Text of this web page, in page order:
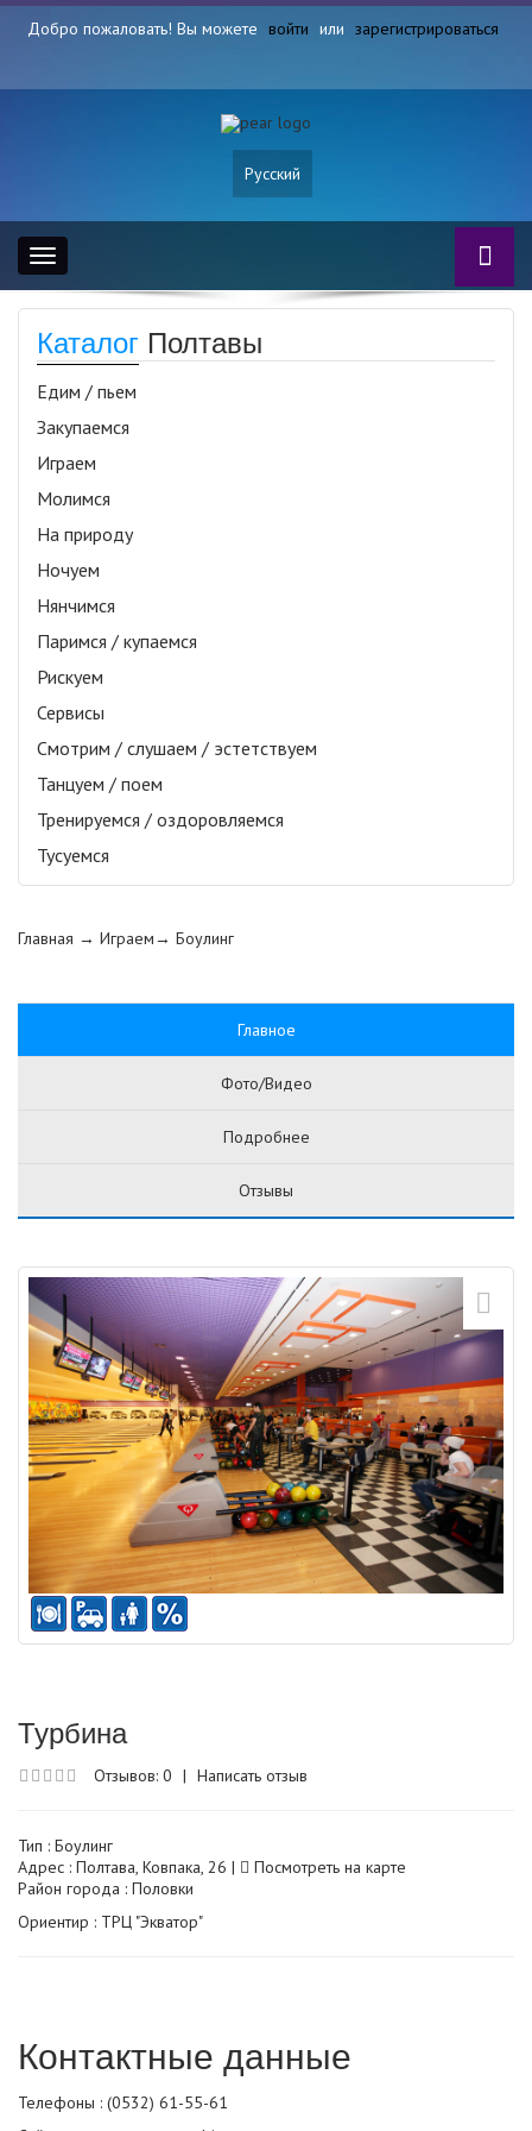
Добро пожаловать! Вы можете войти или зарегистрироваться
Русский
Toggle
navigation
Каталог Полтавы
Едим / пьем
Закупаемся
Играем
Молимся
На природу
Ночуем
Нянчимся
Паримся / купаемся
Рискуем
Сервисы
Смотрим / слушаем / эстетствуем
Танцуем / поем
Тренируемся / оздоровляемся
Тусуемся
Главная → Играем→ Боулинг
Главное
Фото/Видео
Подробнее
Отзывы
Турбина
Отзывов: 0 | Написать отзыв
Тип : Боулинг
Адрес : Полтава, Ковпака, 26 |
Посмотреть на карте
Район города : Половки
Ориентир : ТРЦ "Экватор"
Контактные данные
Телефоны : (0532) 61-55-61